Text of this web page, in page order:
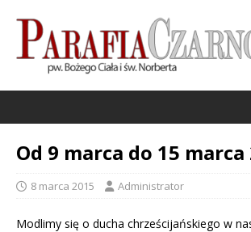
Od 9 marca do 15 marca
8 marca 2015 Administrator
Modlimy się o ducha chrześcijańskiego w